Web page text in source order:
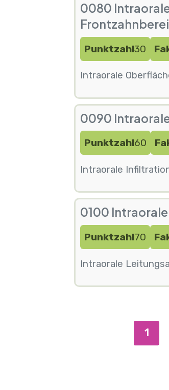
0080
Punktzahl30
Intraorale
0090
Punktzahl60
Intraorale
0100
Punktzahl70
Intraorale
1